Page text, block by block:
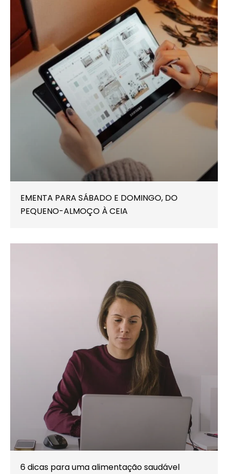
EMENTA PARA SÁBADO E DOMINGO, DO
PEQUENO-ALMOÇO À CEIA
6 dicas para uma alimentação saudável